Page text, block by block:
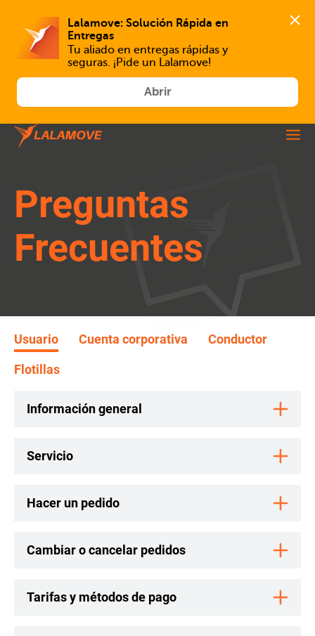
Lalamove: Solución Rápida en
Tu aliado en entregas rápidas y
seguras. ¡Pide un Lalamove!
Abrir
Preguntas
Frecuentes
Usuario Cuenta corporativa Conductor
Flotillas
Información general
Servicio
Hacer un pedido
Cambiar o cancelar pedidos
Tarifas y métodos de pago